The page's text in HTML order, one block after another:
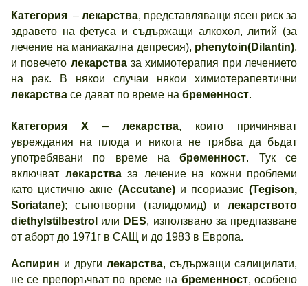
Категория – лекарства, представляващи ясен риск за
здравето на фетуса и съдържащи алкохол, литий (за
лечение на маниакална депресия), phenytoin(Dilantin),
и повечето лекарстваза химиотерапия при лечението
на рак. В някои случаи някои химиотерапевтични
лекарства се дават по време на бременност.
Категория Х – лекарства, които причиняват
увреждания на плода и никога не трябва да бъдат
употребявани по време набременност. Тук се
включват лекарстваза лечение на кожни проблеми
като цистично акне (Accutane)и псориазис (Tegison,
Soriatane); сънотворни (талидомид) и лекарството
diethylstilbestrol или DES, използвано за предпазване
от аборт до 1971г в САЩ и до 1983 в Европа.
Аспирин и други лекарства, съдържащи салицилати,
не се препоръчват по време на бременност, особено